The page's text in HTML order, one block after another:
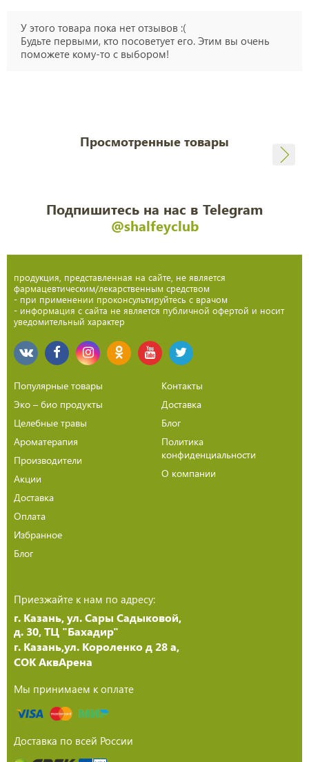
У этого товара пока нет отзывов :(
Будьте первыми, кто посоветует его. Этим вы очень
поможете кому-то с выбором!
Просмотренные товары
Подпишитесь на нас в Telegram
@shalfeyclub
продукция, представленная на сайте, не является
фармацевтическим/лекарственным средством
- при применении проконсультируйтесь с врачом
- информация с сайта не является публичной офертой и носит
уведомительный характер
Популярные товары
Эко – био продукты
Целебные травы
Ароматерапия
Производители
Акции
Доставка
Оплата
Избранное
Блог
Контакты
Доставка
Блог
Политика
конфиденциальности
О компании
Приезжайте к нам по адресу:
г. Казань, ул. Сары Садыковой,
д. 30, ТЦ "Бахадир"
г. Казань,ул. Короленко д 28 а,
СОК АквАрена
Мы принимаем к оплате
Доставка по всей России